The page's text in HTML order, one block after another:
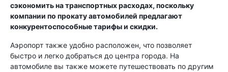
сэкономить на транспортных расходах, поскольку
компании по прокату автомобилей предлагают
конкурентоспособные тарифы и скидки.
Аэропорт также удобно расположен, что позволяет
быстро и легко добраться до центра города. На
автомобиле вы также можете путешествовать по другим